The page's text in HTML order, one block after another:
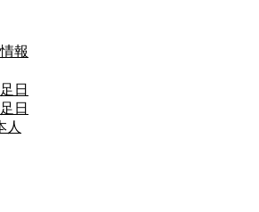
報
日
日
人